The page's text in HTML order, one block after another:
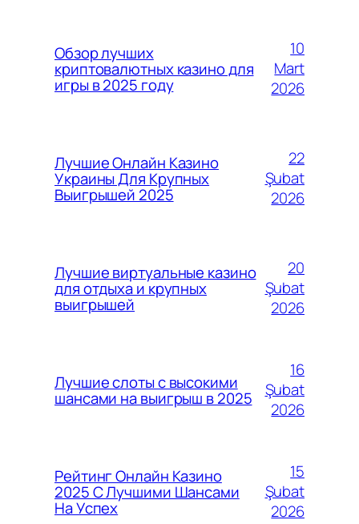
Обзор лучших
криптовалютных казино для
игры в 2025 году
10
Mart
2026
Лучшие Онлайн Казино
Украины Для Крупных
Выигрышей 2025
22
Şubat
2026
Лучшие виртуальные казино
для отдыха и крупных
выигрышей
20
Şubat
2026
Лучшие слоты с высокими
шансами на выигрыш в 2025
16
Şubat
2026
Рейтинг Онлайн Казино
2025 С Лучшими Шансами
На Успех
15
Şubat
2026